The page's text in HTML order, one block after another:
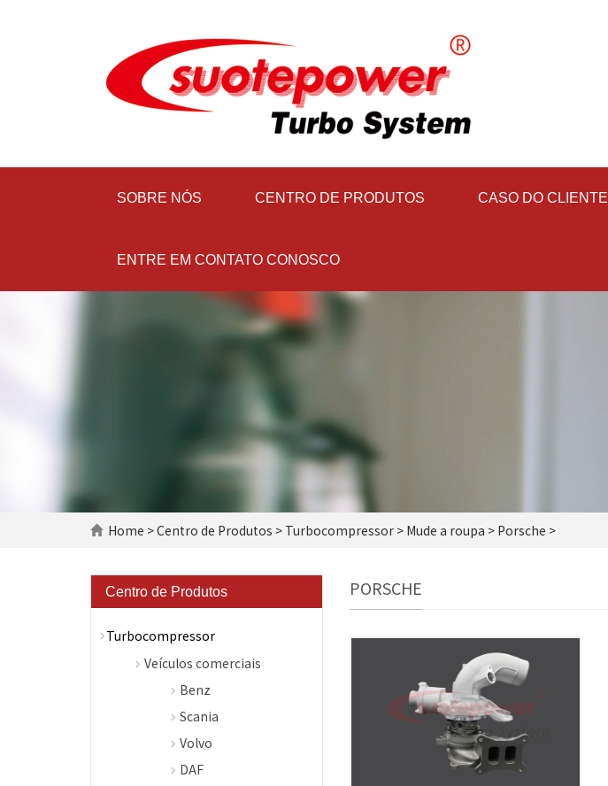
SOBRE NÓS CENTRO DE PRODUTOS CASO DO CLIENTE
ENTRE EM CONTATO CONOSCO
Home >Centro de Produtos > Turbocompressor > Mude a roupa > Porsche >
PORSCHE
Centro de Produtos
Turbocompressor
Veículos comerciais
Benz
Scania
Volvo
DAF